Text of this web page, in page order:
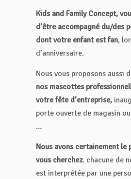
Kids and Family Concept,
d’être accompagné du/des
dont votre enfant est fan,
d’anniversaire.
Nous vous proposons aussi
nos mascottes
votre fête d’entreprise,
porte ouverte de magasin
…
Nous avons certainement le
vous cherchez. chacune de
est interprétée par une